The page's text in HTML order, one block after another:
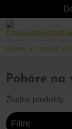
Domov > Obchod >
Poháre na
Žiadne produkty.
Filtre